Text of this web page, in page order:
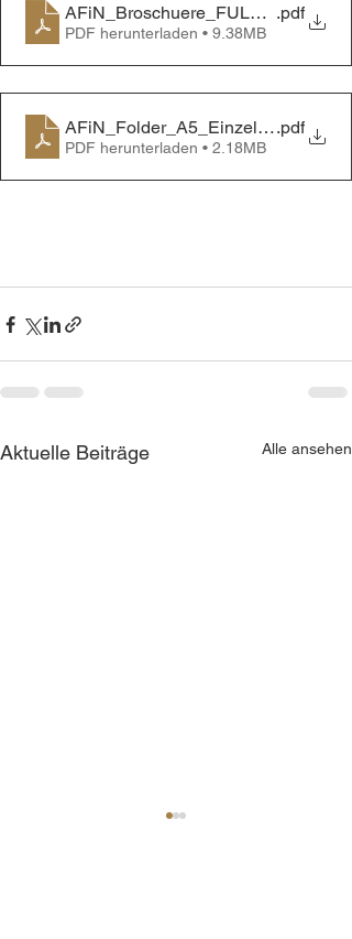
AFiN_Broschuere_FULL_211220
.pdf
PDF herunterladen • 9.38MB
.pdf
PDF herunterladen • 2.18MB
Aktuelle Beiträge Alle ansehen